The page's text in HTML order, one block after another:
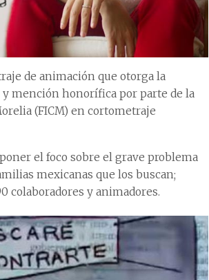
de animación que otorga la
y mención honorífica por parte de la
(FICM) en cortometraje
el foco sobre el grave problema
mexicanas que los buscan;
colaboradores y animadores.